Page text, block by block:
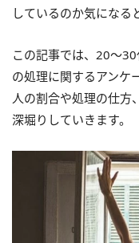
しているのか気になる
この記事では、20～
の処理に関するアンケ
人の割合や処理の仕方
深堀りしていきます。